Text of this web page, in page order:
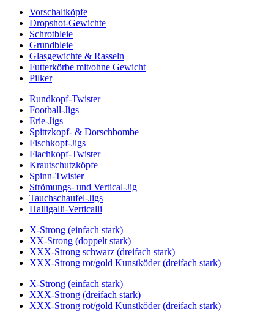
Vorschaltköpfe
Dropshot-Gewichte
Schrotbleie
Grundbleie
Glasgewichte & Rasseln
Futterkörbe mit/ohne Gewicht
Pilker
Rundkopf-Twister
Football-Jigs
Erie-Jigs
Spittzkopf- & Dorschbombe
Fischkopf-Jigs
Flachkopf-Twister
Krautschutzköpfe
Spinn-Twister
Strömungs- und Vertical-Jig
Tauchschaufel-Jigs
Halligalli-Verticalli
X-Strong (einfach stark)
XX-Strong (doppelt stark)
XXX-Strong schwarz (dreifach stark)
XXX-Strong rot/gold Kunstköder (dreifach stark)
X-Strong (einfach stark)
XXX-Strong (dreifach stark)
XXX-Strong rot/gold Kunstköder (dreifach stark)